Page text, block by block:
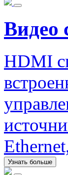
Видео
HDMI
Узнать больше